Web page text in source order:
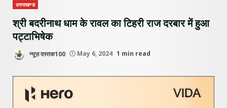
उत्तराखण्ड
श्री बदरीनाथ धाम के रावल का टिहरी राज दरबार में हुआ
पट्टाभिषेक
न्यूज़ दस्तक100 May 6, 2024 1 min read